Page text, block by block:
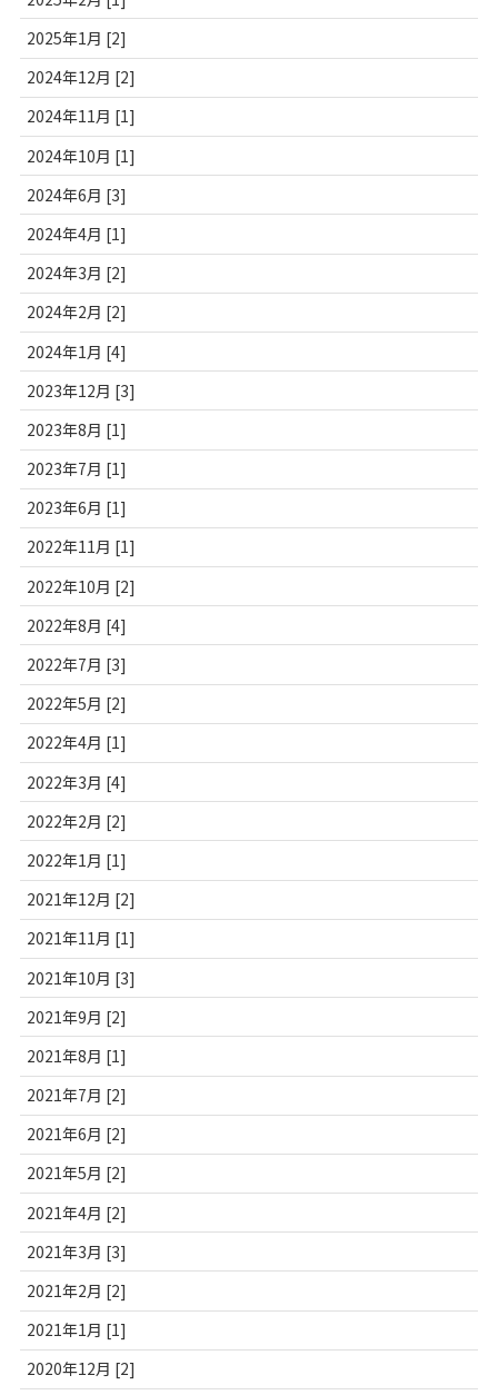
2025年1月 [2]
2024年12月 [2]
2024年11月 [1]
2024年10月 [1]
2024年6月 [3]
2024年4月 [1]
2024年3月 [2]
2024年2月 [2]
2024年1月 [4]
2023年12月 [3]
2023年8月 [1]
2023年7月 [1]
2023年6月 [1]
2022年11月 [1]
2022年10月 [2]
2022年8月 [4]
2022年7月 [3]
2022年5月 [2]
2022年4月 [1]
2022年3月 [4]
2022年2月 [2]
2022年1月 [1]
2021年12月 [2]
2021年11月 [1]
2021年10月 [3]
2021年9月 [2]
2021年8月 [1]
2021年7月 [2]
2021年6月 [2]
2021年5月 [2]
2021年4月 [2]
2021年3月 [3]
2021年2月 [2]
2021年1月 [1]
2020年12月 [2]